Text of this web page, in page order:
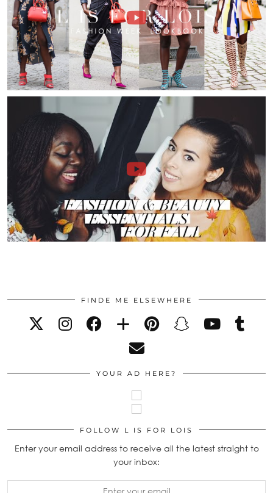
FINDE ME ELSEWHERE
YOUR AD HERE?
FOLLOW L IS FOR LOIS
Enter your email address to receive all the latest straight to
your inbox: